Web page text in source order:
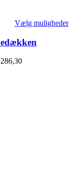
Vælg muligheder